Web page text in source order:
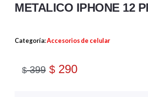
METALICO IPHONE 12
Categoría:Accesorios de celular
$399 $ 290